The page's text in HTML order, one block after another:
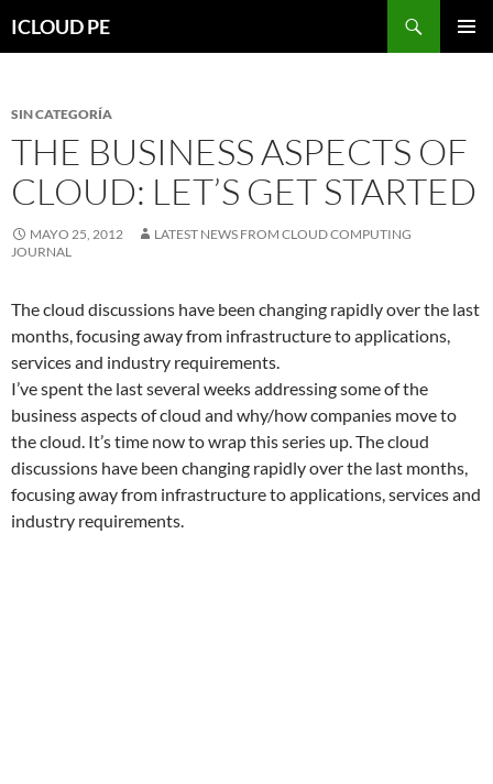
hacia
ICLOUD PE
SIN CATEGORÍA
THE BUSINESS ASPECTS OF
CLOUD: LET’S GET STARTED
MAYO 25, 2012
LATEST NEWS FROM CLOUD COMPUTING
JOURNAL
The cloud discussions have been changing rapidly over the last
months, focusing away from infrastructure to applications,
services and industry requirements.
I’ve spent the last several weeks addressing some of the
business aspects of cloud and why/how companies move to
the cloud. It’s time now to wrap this series up. The cloud
discussions have been changing rapidly over the last months,
focusing away from infrastructure to applications, services and
industry requirements.